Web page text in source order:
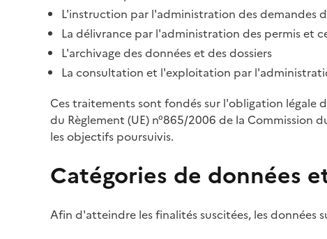
L'instruction par l'administration des demandes
La délivrance par l'administration des permis et
L'archivage des données et des dossiers
La consultation et l'exploitation par
Ces traitements sont fondés sur l'obligation légale
du Règlement (UE) n°865/2006 de la
les objectifs poursuivis.
Catégories de données
Afin d'atteindre les finalités suscitées, les données